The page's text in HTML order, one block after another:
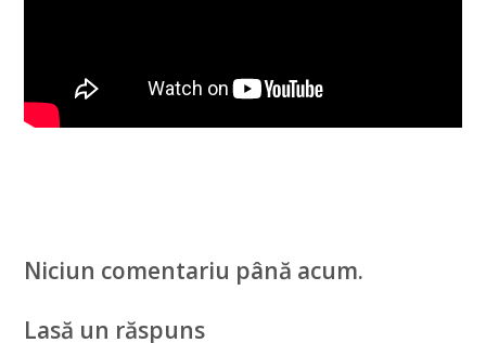
Niciun comentariu până acum.
Lasă un răspuns